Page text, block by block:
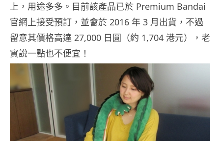
上，用途多多。目前該產品已於 Premium Bandai
官網上接受預訂，並會於 2016 年 3 月出貨，不過
留意其價格高達 27,000 日圓（約 1,704 港元），老
實說一點也不便宜！